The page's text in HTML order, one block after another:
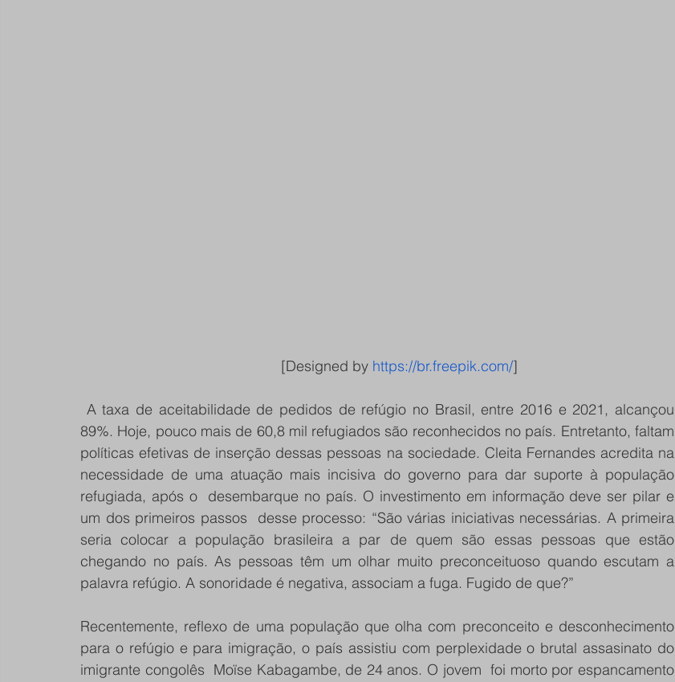
                                                  [Designed by
https://br.freepik.com/]
89%. Hoje, pouco mais de 60,8 mil refugiados são reconhecidos no país. Entretanto, faltam
políticas efetivas de inserção dessas pessoas na sociedade. Cleita Fernandes acredita na
necessidade de uma atuação mais incisiva do governo para dar suporte à população
refugiada, após o  desembarque no país. O investimento em informação deve ser pilar e
um dos primeiros passos  desse processo: “São várias iniciativas necessárias. A primeira
seria colocar a população brasileira a par de quem são essas pessoas que estão
chegando no país. As pessoas têm um olhar muito preconceituoso quando escutam a
palavra refúgio. A sonoridade é negativa, associam a fuga. Fugido de que?”
Recentemente, reflexo de uma população que olha com preconceito e desconhecimento
para o refúgio e para imigração, o país assistiu com perplexidade o brutal assasinato do
imigrante congolês  Moïse Kabagambe, de 24 anos. O jovem  foi morto por espancamento